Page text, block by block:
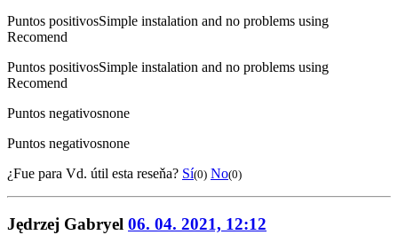
Puntos positivosSimple instalation and no problems using
Recomend
Puntos positivosSimple instalation and no problems using
Recomend
Puntos negativosnone
Puntos negativosnone
¿Fue para Vd. útil esta reseňa? Sí(0) No(0)
Jędrzej Gabryel 06. 04. 2021, 12:12